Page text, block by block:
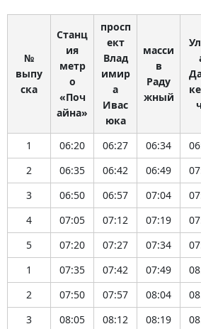
№
выпу
ска
Станц
ия
метр
о
«Поч
айна»
просп
ект
Влад
имир
а
Ивас
юка
масси
в
Раду
жный
1 06:20 06:27 06:34
2
06:35 06:42 06:49
3
06:50 06:57 07:04
4
07:05 07:12 07:19
5
07:20 07:27 07:34
1
07:35 07:42 07:49
2
07:50 07:57 08:04
3
08:05 08:12 08:19